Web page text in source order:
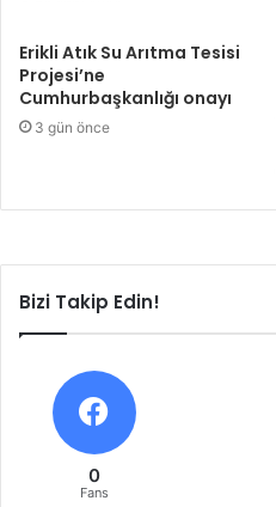
Erikli Atık Su Arıtma Tesisi
Projesi’ne
Cumhurbaşkanlığı onayı
3 gün önce
Bizi Takip Edin!
0
Fans